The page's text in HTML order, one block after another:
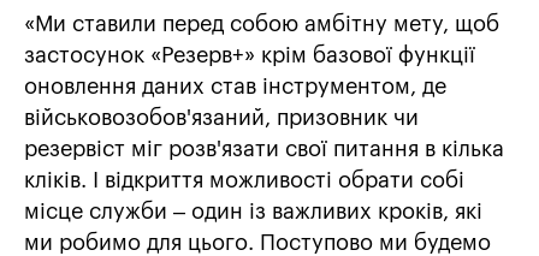
«Ми ставили перед собою амбітну мету, щоб
застосунок «Резерв+» крім базової функції
оновлення даних став інструментом, де
військовозобов'язаний, призовник чи
резервіст міг розв'язати свої питання в кілька
кліків. І відкриття можливості обрати собі
місце служби – один із важливих кроків, які
ми робимо для цього. Поступово ми будемо